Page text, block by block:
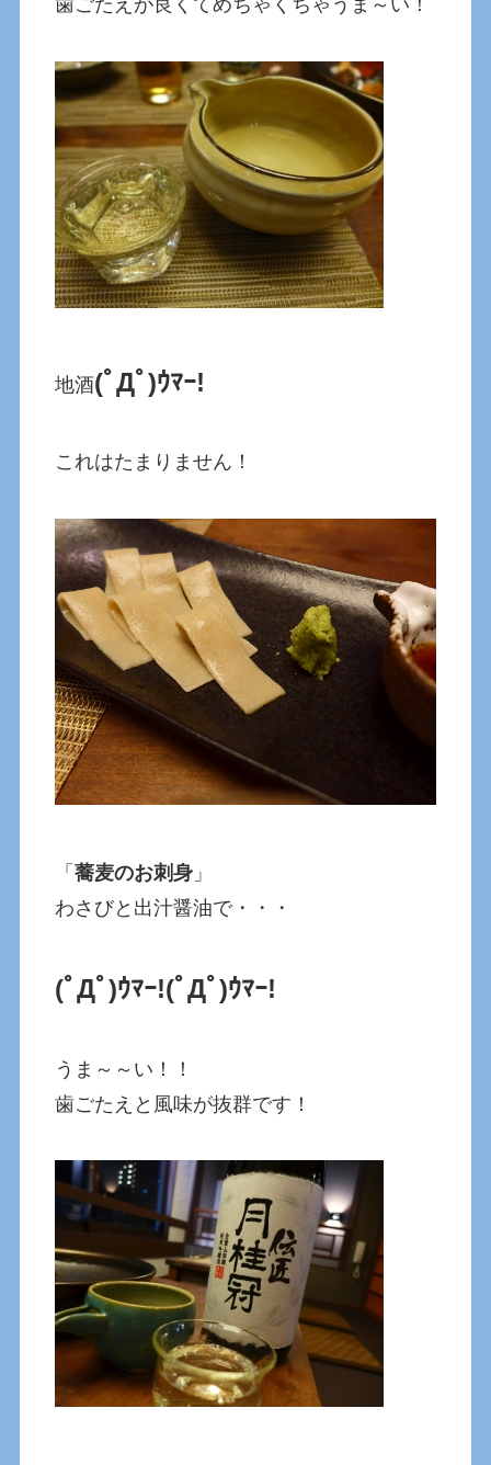
地酒(ﾟДﾟ)ｳﾏｰ!
これはたまりません！
「蕎麦のお刺身 」
わさびと出汁醤油で・・・
(ﾟДﾟ)ｳﾏｰ!(ﾟДﾟ)ｳﾏｰ!
うま～～い！！
歯ごたえと風味が抜群です！